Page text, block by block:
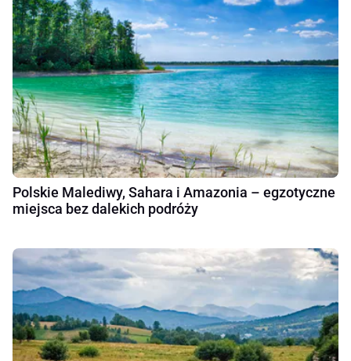
Polskie Malediwy, Sahara i Amazonia – egzotyczne
miejsca bez dalekich podróży